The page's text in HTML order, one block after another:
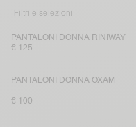
Filtri e selezioni
PANTALONI DONNA RINIWAY
€ 125
PANTALONI DONNA OXAM
€ 100